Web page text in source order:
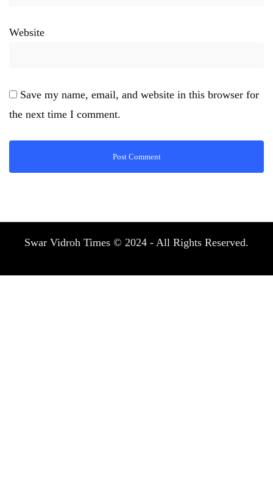
Website
Save my name, email, and website in this browser for
the next time I comment.
Swar Vidroh Times © 2024 - All Rights Reserved.